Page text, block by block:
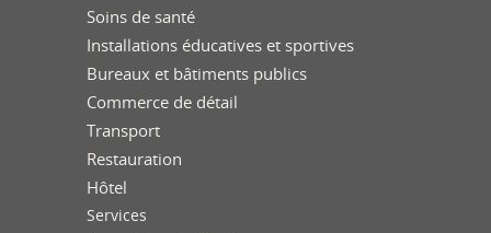
Soins de santé
Installations éducatives et sportives
Bureaux et bâtiments publics
Commerce de détail
Transport
Restauration
Hôtel
Services